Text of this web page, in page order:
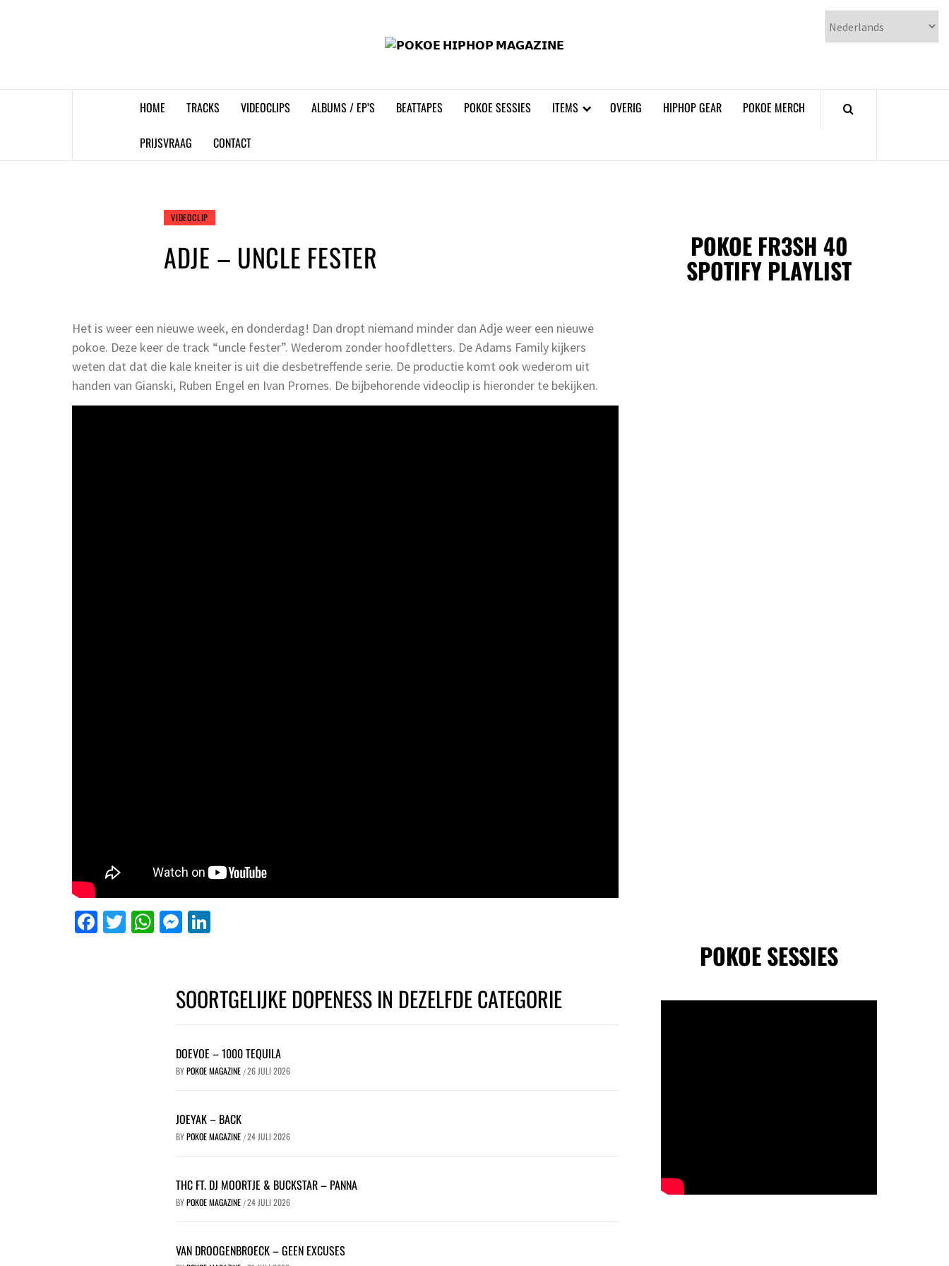
𝗣𝗢𝗞𝗢𝗘 𝗛𝗜𝗣𝗛𝗢𝗣
𝗠𝗔𝗚𝗔𝗭𝗜𝗡𝗘
HOME TRACKS VIDEOCLIPS ALBUMS / EP’S BEATTAPES POKOE SESSIES ITEMS OVERIG HIPHOP GEAR POKOE MERCH
PRIJSVRAAG CONTACT
VIDEOCLIP
ADJE – UNCLE FESTER
Het is weer een nieuwe week, en donderdag! Dan dropt niemand minder dan Adje weer een nieuwe
pokoe. Deze keer de track “uncle fester”. Wederom zonder hoofdletters. De Adams Family kijkers
weten dat dat die kale kneiter is uit die desbetreffende serie. De productie komt ook wederom uit
handen van Gianski, Ruben Engel en Ivan Promes. De bijbehorende videoclip is hieronder te bekijken.
Facebook
Twitter
WhatsApp
Messenger
SOORTGELIJKE DOPENESS IN DEZELFDE CATEGORIE
DOEVOE – 1000 TEQUILA
BYPOKOE MAGAZINE /26 JULI 2026
JOEYAK – BACK
BYPOKOE MAGAZINE /24 JULI 2026
THC FT. DJ MOORTJE & BUCKSTAR – PANNA
BYPOKOE MAGAZINE /24 JULI 2026
VAN DROOGENBROECK – GEEN EXCUSES
POKOE FR3SH 40
SPOTIFY PLAYLIST
POKOE SESSIES